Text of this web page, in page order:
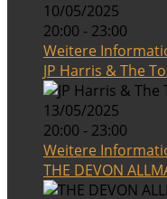
10/05/2025
20:00 - 23:00
Weitere
JP Harris & The
13/05/2025
20:00 - 23:00
Weitere
THE DEVON